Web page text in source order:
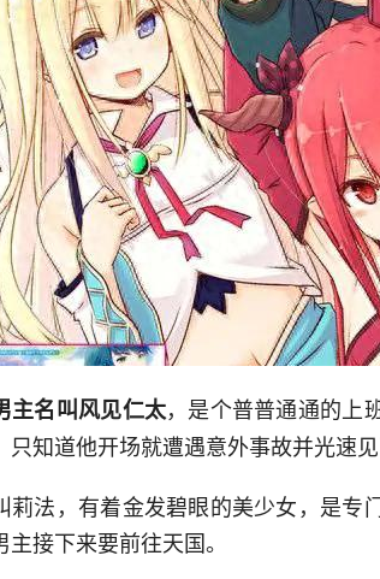
主名叫风见仁太，是个普普通通的上
只知道他开场就遭遇意外事故并光速见
莉法，有着金发碧眼的美少女，是专
接下来要前往天国。